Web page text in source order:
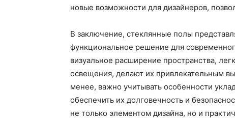
новые возможности для дизайнеров,
В заключение, стеклянные полы
функциональное решение для
визуальное расширение пространства,
освещения, делают их привлекательным
менее, важно учитывать особенности
обеспечить их долговечность и
не только элементом дизайна, но и